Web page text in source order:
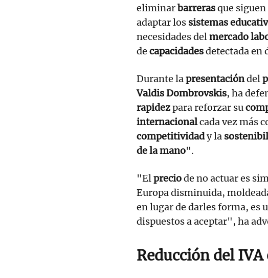
eliminarbarrerasque
adaptar los sistemas
necesidades delmercado
de capacidadesdetectada en
Durante lapresentacióndel
Valdis Dombrovskis, ha
rapidezpara reforzar su
internacionalcada vez más
competitividady la
de la mano".
"Elpreciode no actuar es
Europa disminuida,
en lugar de darles forma, es
dispuestos a aceptar", ha
Reducción del